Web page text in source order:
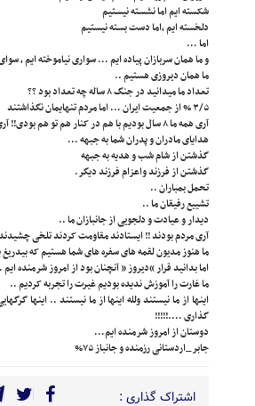
شکسته ایم اما نشسته نیستیم
دلخسته ایم ،اما دست بسته نیستیم
اما …
و ما همان سربازان پیاده ایم … سواری نیاموخته ایم ،
ما همان دیروزی هستیم ..
تعداد ما میدانید در جنگ ۸ ساله چه تعداد بود ؟؟
۳/۵ % از جمعیت ایران … اما مردم تنهایمان نگذاشتند
آری همه ما ۸ سال بودیم با هم در کنار هم تو هم بودی!! آری همه بودند نگاه محبت آمیز آن دوران بما …
هدایای مادران و پدران شما به جبهه …
گذشتن از شام شب و هدیه به جبهه
گذشتن از فرزند واعزام فرزند دیگر.
تحمل بمباران ..
تشییع رفیقان ما ..
دیدار و عیادت و دلجویی از جانبازان ما ..
آری مردم بودند !! ایستادند مقاومت کردند تلخی
ما هنوز مدیون لقمه های سفره های شما هستیم که
اما بدانید قرار “دیروز ” آنچنان بود از امروز شرمنده
ما غارت را آموزش ندیده بودیم غیرت را تجربه کردیم ..
اینها از ما نیستند ولله اینها از ما نیستند .. اینها
گذاری ….!!!!!
دوستان از امروز شرمنده ایم…
جابر_اردستانی رزمنده و جانباز ۷۵%
اشتراک گذاری :